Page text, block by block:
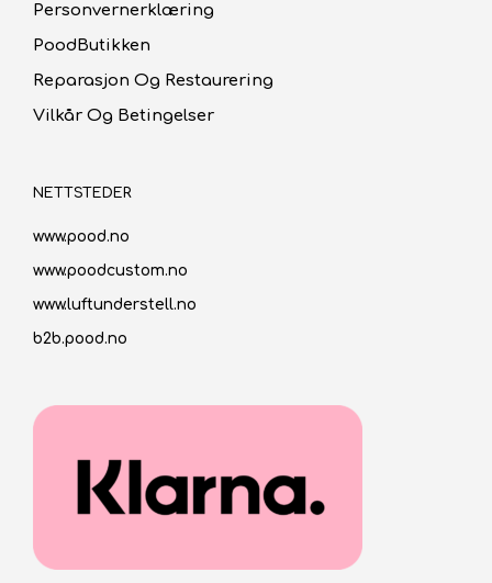
Personvernerklæring
PoodButikken
Reparasjon Og Restaurering
Vilkår Og Betingelser
NETTSTEDER
www.pood.no
www.poodcustom.no
www.luftunderstell.no
b2b.pood.no